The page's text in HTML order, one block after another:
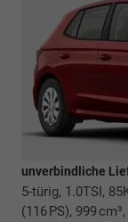
unverbindliche
5-türig, 1.0TSI,
(116 PS), 999